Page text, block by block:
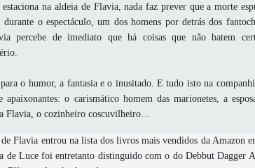
na aldeia de Flavia, nada faz prever que a morte
o espectáculo, um dos homens por detrás dos
percebe de imediato que há coisas que não batem
o humor, a fantasia e o inusitado. E tudo isto na
apaixonantes: o carismático homem das marionetes, a
Flavia, o cozinheiro coscuvilheiro…
Flavia entrou na lista dos livros mais vendidos da Amazon
de Luce foi entretanto distinguido com o do Debbut Dagger